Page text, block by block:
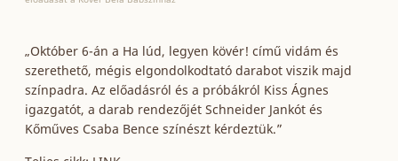
„Október 6-án a Ha lúd, legyen kövér! című vidám és
szerethető, mégis elgondolkodtató darabot viszik majd
színpadra. Az előadásról és a próbákról Kiss Ágnes
igazgatót, a darab rendezőjét Schneider Jankót és
Kőműves Csaba Bence színészt kérdeztük.”